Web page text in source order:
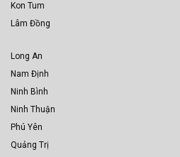
Kon Tum
Lâm Đồng
Long An
Nam Định
Ninh Bình
Ninh Thuận
Phú Yên
Quảng Trị